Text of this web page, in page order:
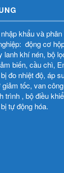
khẩu và
động cơ
lanh khí nén, bộ
biến, cầu chì,
đo nhiệt độ, áp
tốc, van
trình , bộ điều
tự động hóa.